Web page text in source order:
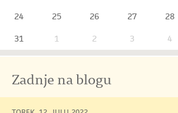
24
25 26 27 28
31
1 2 3 4
Zadnje na blogu